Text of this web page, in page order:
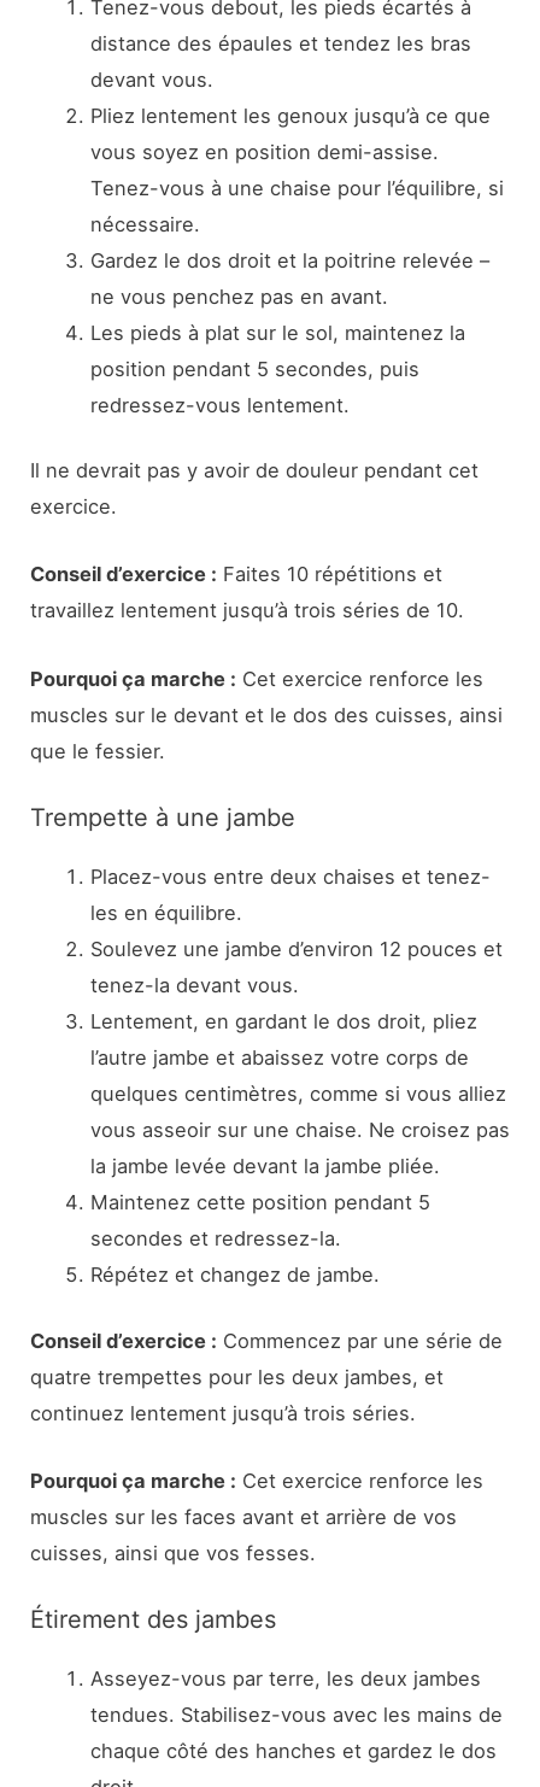
Tenez-vous debout, les pieds écartés à
distance des épaules et tendez les bras
devant vous.
Pliez lentement les genoux jusqu’à ce que
vous soyez en position demi-assise.
Tenez-vous à une chaise pour l’équilibre, si
nécessaire.
Gardez le dos droit et la poitrine relevée –
ne vous penchez pas en avant.
Les pieds à plat sur le sol, maintenez la
position pendant 5 secondes, puis
redressez-vous lentement.
Il ne devrait pas y avoir de douleur pendant cet
exercice.
Conseil d’exercice : Faites 10 répétitions et
travaillez lentement jusqu’à trois séries de 10.
Pourquoi ça marche : Cet exercice renforce les
muscles sur le devant et le dos des cuisses, ainsi
que le fessier.
Trempette à une jambe
Placez-vous entre deux chaises et tenez-
les en équilibre.
Soulevez une jambe d’environ 12 pouces et
tenez-la devant vous.
Lentement, en gardant le dos droit, pliez
l’autre jambe et abaissez votre corps de
quelques centimètres, comme si vous alliez
vous asseoir sur une chaise. Ne croisez pas
la jambe levée devant la jambe pliée.
Maintenez cette position pendant 5
secondes et redressez-la.
Répétez et changez de jambe.
Conseil d’exercice : Commencez par une série de
quatre trempettes pour les deux jambes, et
continuez lentement jusqu’à trois séries.
Pourquoi ça marche : Cet exercice renforce les
muscles sur les faces avant et arrière de vos
cuisses, ainsi que vos fesses.
Étirement des jambes
Asseyez-vous par terre, les deux jambes
tendues. Stabilisez-vous avec les mains de
chaque côté des hanches et gardez le dos